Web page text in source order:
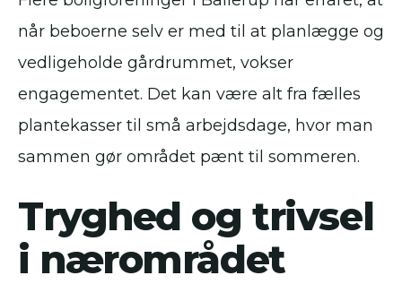
når beboerne selv er med til at planlægge og
vedligeholde gårdrummet, vokser
engagementet. Det kan være alt fra fælles
plantekasser til små arbejdsdage, hvor man
sammen gør området pænt til sommeren.
Tryghed og trivsel
i nærområdet